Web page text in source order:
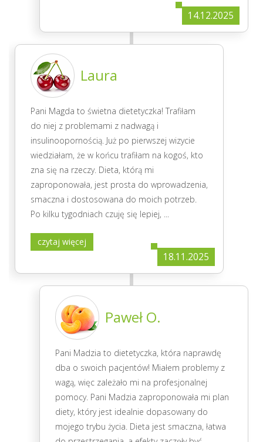
14.12.2025
Laura
Pani Magda to świetna dietetyczka! Trafiłam
do niej z problemami z nadwagą i
insulinoopornością. Już po pierwszej wizycie
wiedziałam, że w końcu trafiłam na kogoś, kto
zna się na rzeczy. Dieta, którą mi
zaproponowała, jest prosta do wprowadzenia,
smaczna i dostosowana do moich potrzeb.
Po kilku tygodniach czuję się lepiej, ...
czytaj więcej
18.11.2025
Paweł O.
Pani Madzia to dietetyczka, która naprawdę
dba o swoich pacjentów! Miałem problemy z
wagą, więc zależało mi na profesjonalnej
pomocy. Pani Madzia zaproponowała mi plan
diety, który jest idealnie dopasowany do
mojego trybu życia. Dieta jest smaczna, łatwa